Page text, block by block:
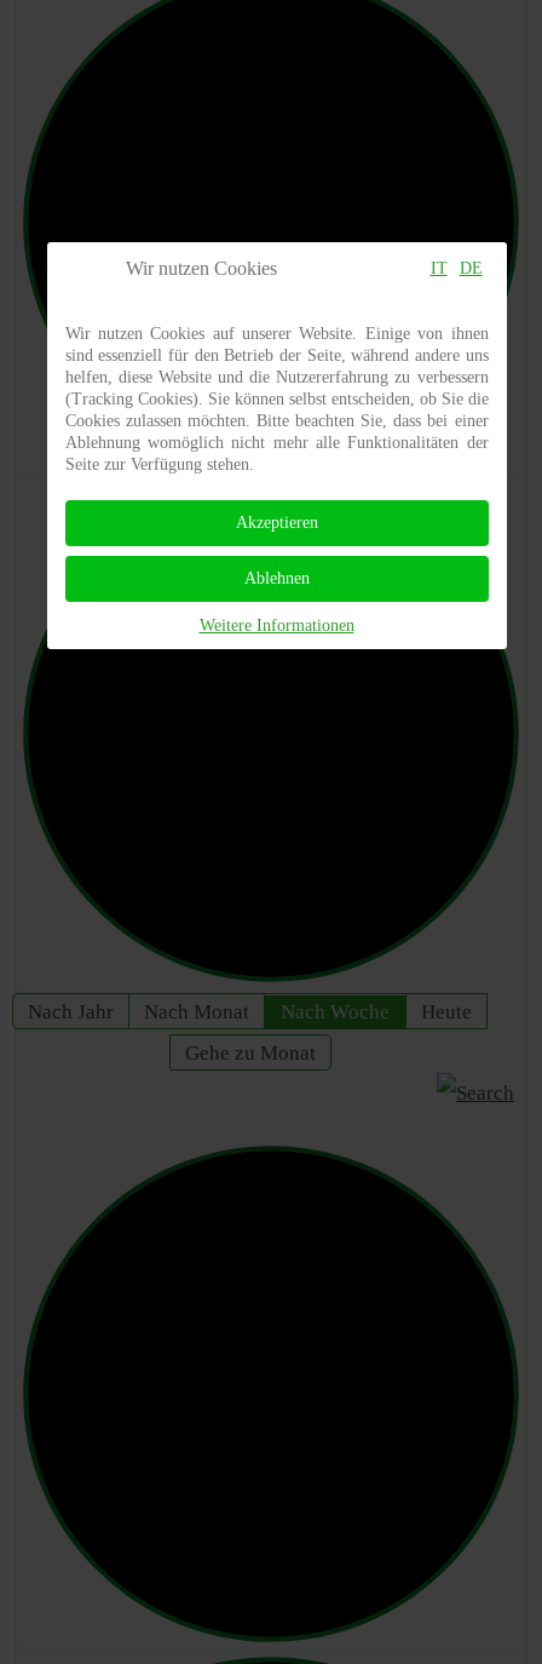
Nach Jahr Nach Monat Nach Woche
Heute
Gehe zu Monat
Wir nutzen Cookies IT DE
Wir nutzen Cookies auf unserer Website. Einige von ihnen
sind essenziell für den Betrieb der Seite, während andere uns
helfen, diese Website und die Nutzererfahrung zu verbessern
(Tracking Cookies). Sie können selbst entscheiden, ob Sie die
Cookies zulassen möchten. Bitte beachten Sie, dass bei einer
Ablehnung womöglich nicht mehr alle Funktionalitäten der
Seite zur Verfügung stehen.
Akzeptieren
Ablehnen
Weitere Informationen